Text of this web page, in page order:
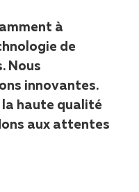
à
de
Nous
innovantes.
la haute qualité
aux attentes